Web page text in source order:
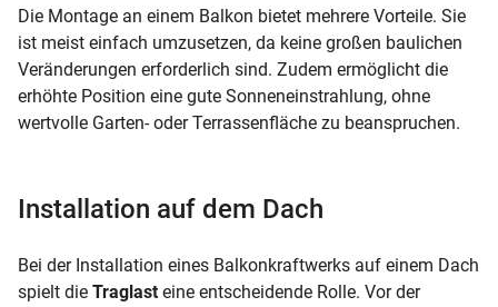
Die Montage an einem Balkon bietet mehrere Vorteile. Sie
ist meist einfach umzusetzen, da keine großen baulichen
Veränderungen erforderlich sind. Zudem ermöglicht die
erhöhte Position eine gute Sonneneinstrahlung, ohne
wertvolle Garten- oder Terrassenfläche zu beanspruchen.
Installation auf dem Dach
Bei der Installation eines Balkonkraftwerks auf einem Dach
spielt die Traglast eine entscheidende Rolle. Vor der